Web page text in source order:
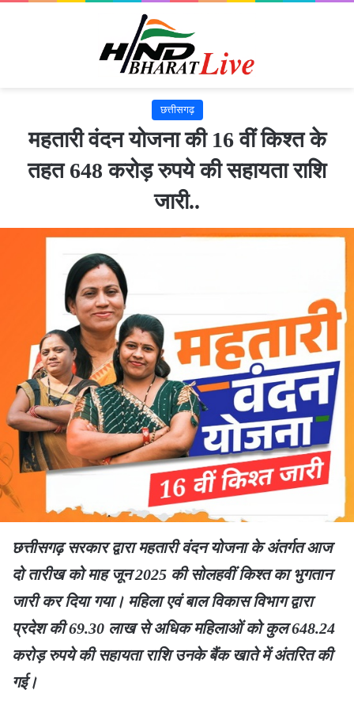
छत्तीसगढ़
महतारी वंदन योजना की 16 वीं किश्त के
तहत 648 करोड़ रुपये की सहायता राशि
जारी..
छत्तीसगढ़ सरकार द्वारा महतारी वंदन योजना के अंतर्गत आज
दो तारीख को माह जून 2025 की सोलहवीं किश्त का भुगतान
जारी कर दिया गया। महिला एवं बाल विकास विभाग द्वारा
प्रदेश की 69.30 लाख से अधिक महिलाओं को कुल 648.24
करोड़ रुपये की सहायता राशि उनके बैंक खाते में अंतरित की
गई।